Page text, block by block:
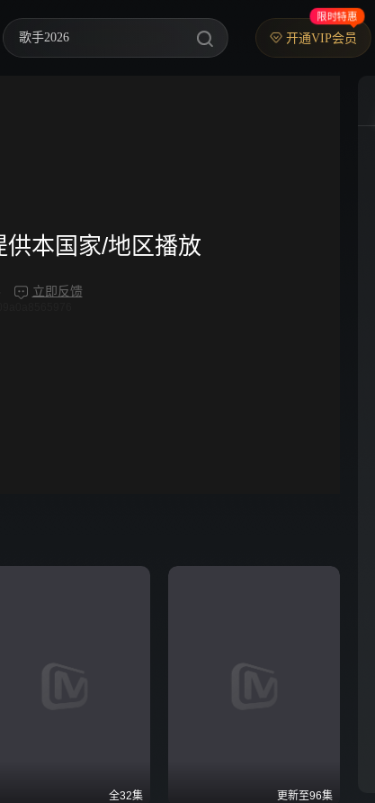
歌手2026
忙忙碌碌寻宝藏2
开通VIP会员
限时特惠
本国家/地区播放
立即反馈
全32集 更新至96集